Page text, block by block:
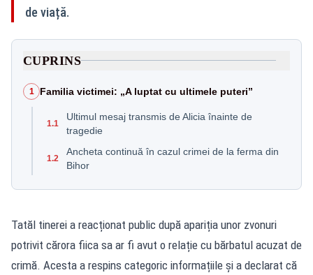
de viață.
CUPRINS
1 Familia victimei: „A luptat cu ultimele puteri”
1.1
Ultimul mesaj transmis de Alicia înainte de
tragedie
1.2
Ancheta continuă în cazul crimei de la ferma din
Bihor
Tatăl tinerei a reacționat public după apariția unor zvonuri
potrivit cărora fiica sa ar fi avut o relație cu bărbatul acuzat de
crimă. Acesta a respins categoric informațiile și a declarat că